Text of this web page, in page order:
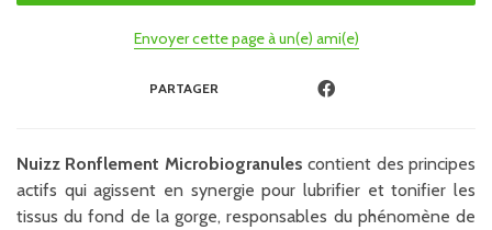
Envoyer cette page à un(e) ami(e)
PARTAGER
Nuizz Ronflement Microbiogranules contient des principes
actifs qui agissent en synergie pour lubrifier et tonifier les
tissus du fond de la gorge, responsables du phénomène de